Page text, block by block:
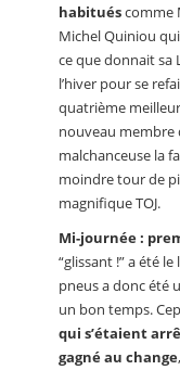
habituéscomme
Michel Quiniou
ce que donnait sa
l’hiver pour se
quatrième
nouveau membre
malchanceuse la
moindre tour de
magnifique TOJ.
Mi-journée :
“glissant !” a été
pneus a donc été
un bon temps.
qui s’étaient
gagné au change